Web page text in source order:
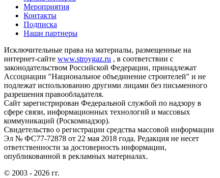
Мероприятия
Контакты
Подписка
Наши партнеры
Исключительные права на материалы, размещенные на
интернет-сайте www.stroygaz.ru , в соответствии с
законодательством Российской Федерации, принадлежат
Ассоциации "Национальное объединение строителей" и не
подлежат использованию другими лицами без письменного
разрешения правообладателя.
Сайт зарегистрирован Федеральной службой по надзору в
сфере связи, информационных технологий и массовых
коммуникаций (Роскомнадзор).
Свидетельство о регистрации средства массовой информации
Эл № ФС77-72878 от 22 мая 2018 года. Редакция не несет
ответственности за достоверность информации,
опубликованной в рекламных материалах.
© 2003 - 2026 гг.